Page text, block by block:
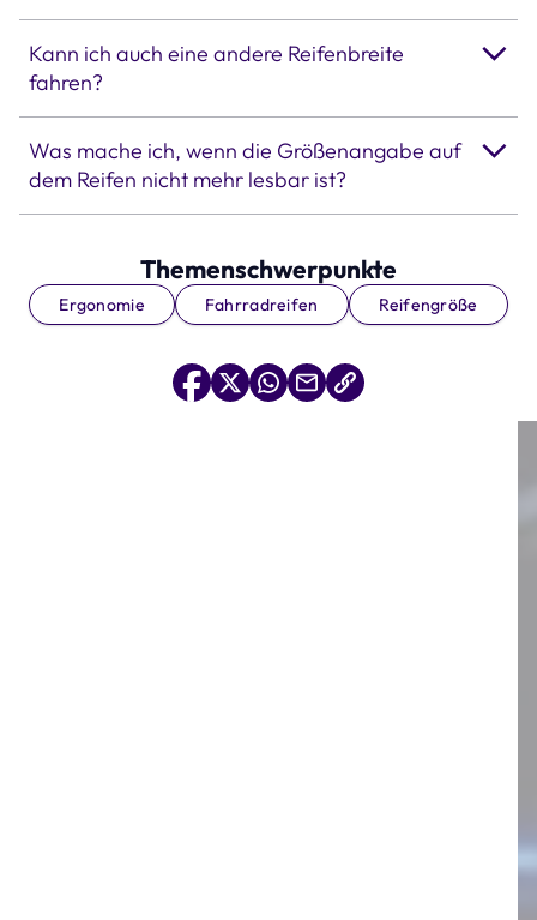
Kann ich auch eine andere Reifenbreite
fahren?
Was mache ich, wenn die Größenangabe auf
dem Reifen nicht mehr lesbar ist?
Themenschwerpunkte
Ergonomie Fahrradreifen Reifengröße